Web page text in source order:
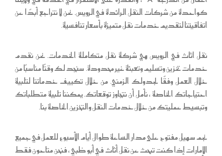
كواحدة من شركات النقل الرائدة في الرويس. نحن لا نتراجع أبدًا عن
اتفاقيتنا لتقديم خدمات نقل متميزة بأسعار تنافسية.
نقل اثاث في الرويس هي شركة نقل متكاملة الخدمات. نحن نقدم
خدمات تخزين وتسليم وتعبئة غير محدودة. سنجد لك وقتًا مناسبًا من
خلال العمل وفقًا لجدولك الزمني. من خلال تكييف خدماتنا لتلبية
احتياجاتك الخاصة ، نأمل أن نتجاوز توقعاتك. يمكننا تلبية متطلباتك
وتبسيط عمليتك من خلال خدمات النقل والتخزين الخاصة بنا.
نجم سهيل مفتوح على مدار الساعة طوال أيام الأسبوع للعمل في جميع
الإمارات إذا كنت تبحث عننقل أثاث في أبو ظبي، فنحن متاحون فقط